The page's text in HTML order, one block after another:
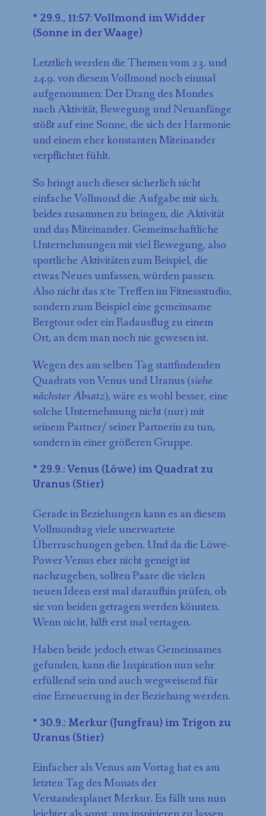
* 29.9., 11:57: Vollmond im Widder
(Sonne in der Waage)
Letztlich werden die Themen vom 23. und
24.9. von diesem Vollmond noch einmal
aufgenommen: Der Drang des Mondes
nach Aktivität, Bewegung und Neuanfänge
stößt auf eine Sonne, die sich der Harmonie
und einem eher konstanten Miteinander
verpflichtet fühlt.
So bringt auch dieser sicherlich nicht
einfache Vollmond die Aufgabe mit sich,
beides zusammen zu bringen, die Aktivität
und das Miteinander. Gemeinschaftliche
Unternehmungen mit viel Bewegung, also
sportliche Aktivitäten zum Beispiel, die
etwas Neues umfassen, würden passen.
Also nicht das x‘te Treffen im Fitnessstudio,
sondern zum Beispiel eine gemeinsame
Bergtour oder ein Radausflug zu einem
Ort, an dem man noch nie gewesen ist.
Wegen des am selben Tag stattfindenden
Quadrats von Venus und Uranus (siehe
nächster Absatz), wäre es wohl besser, eine
solche Unternehmung nicht (nur) mit
seinem Partner/ seiner Partnerin zu tun,
sondern in einer größeren Gruppe.
* 29.9.: Venus (Löwe) im Quadrat zu
Uranus (Stier)
Gerade in Beziehungen kann es an diesem
Vollmondtag viele unerwartete
Überraschungen geben. Und da die Löwe-
Power-Venus eher nicht geneigt ist
nachzugeben, sollten Paare die vielen
neuen Ideen erst mal daraufhin prüfen, ob
sie von beiden getragen werden könnten.
Wenn nicht, hilft erst mal vertagen.
Haben beide jedoch etwas Gemeinsames
gefunden, kann die Inspiration nun sehr
erfüllend sein und auch wegweisend für
eine Erneuerung in der Beziehung werden.
* 30.9.: Merkur (Jungfrau) im Trigon zu
Uranus (Stier)
Einfacher als Venus am Vortag hat es am
letzten Tag des Monats der
Verstandesplanet Merkur. Es fällt uns nun